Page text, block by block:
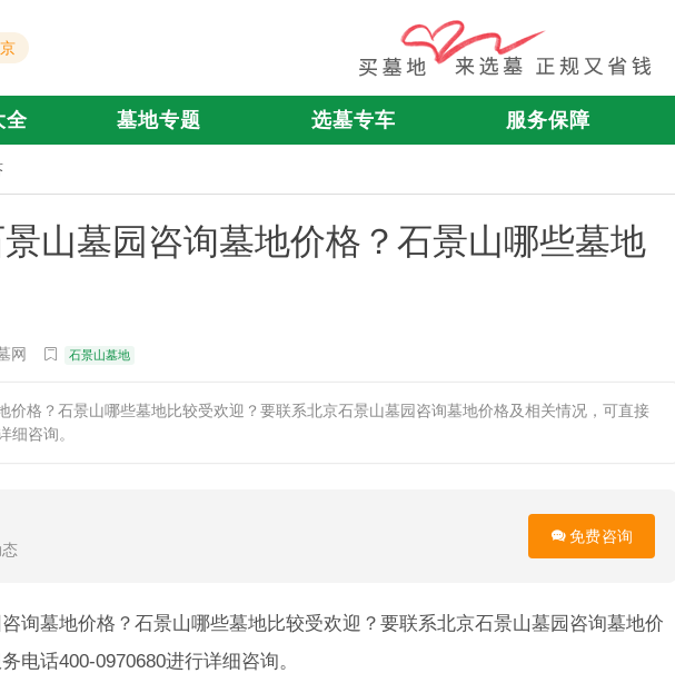
全 墓地专题 选墓专车 服务保障
山墓园咨询墓地价格？石景山哪些墓地
网 石景山墓地
价格？石景山哪些墓地比较受欢迎？要联系北京石景山墓园咨询墓地价格及相关情况，可直接
细咨询。
免费咨询
询墓地价格？石景山哪些墓地比较受欢迎？要联系北京石景山墓园咨询墓地价
电话400-0970680进行详细咨询。